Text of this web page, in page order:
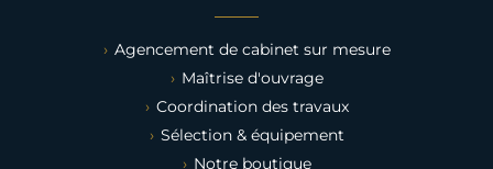
Agencement de cabinet sur mesure
Maîtrise d'ouvrage
Coordination des travaux
Sélection & équipement
Notre boutique